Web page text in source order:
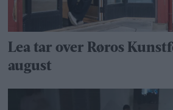
Lea tar over Røros
august